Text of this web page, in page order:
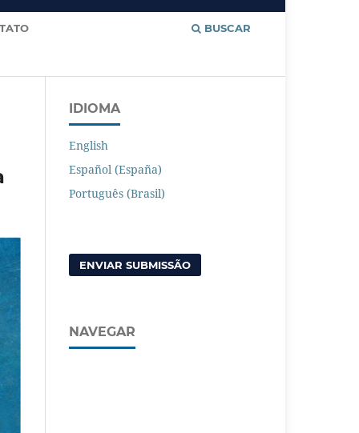
BUSCAR
IDIOMA
English
Español (España)
Português (Brasil)
ENVIAR SUBMISSÃO
NAVEGAR